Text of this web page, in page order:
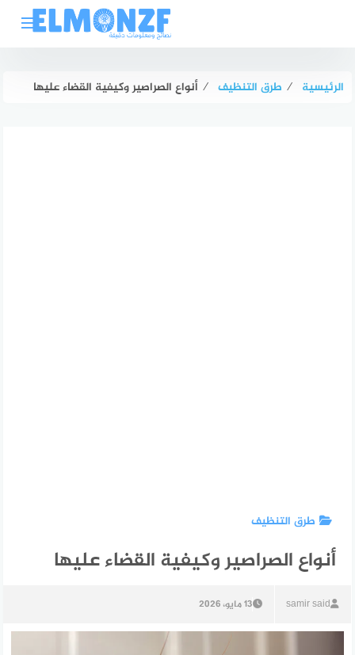
الرئيسية ⁄ طرق التنظيف ⁄ أنواع الصراصير وكيفية القضاء عليها
طرق التنظيف
أنواع الصراصير وكيفية القضاء عليها
samir said 13 مايو، 2026